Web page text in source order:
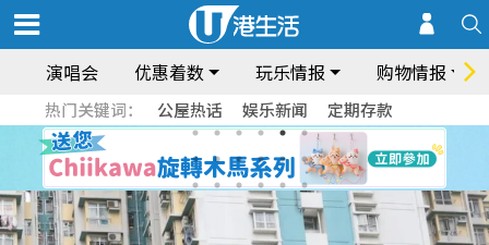
演唱会 优惠着数 玩乐情报 购物情报
热门关键词： 公屋热话 娱乐新闻 定期存款